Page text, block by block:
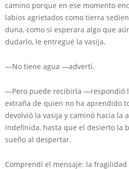
camino porque en ese momento
labios agrietados como tierra
duna, como si esperara algo que
dudarlo, le entregué la vasija.
—No tiene agua —advertí.
—Pero puede recibirla —respondió
extraña de quien no ha aprendido
devolvió la vasija y caminó hacia la
indefinida, hasta que el desierto la
sueño al despertar.
Comprendí el mensaje: la